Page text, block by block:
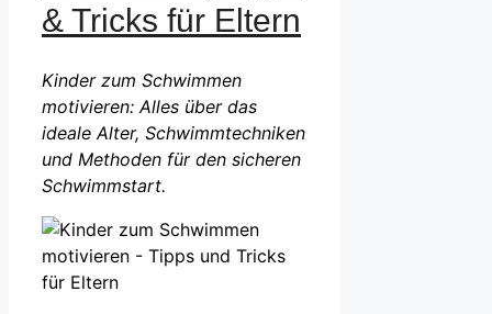
& Tricks für Eltern
Kinder zum Schwimmen
motivieren: Alles über das
ideale Alter, Schwimmtechniken
und Methoden für den sicheren
Schwimmstart.